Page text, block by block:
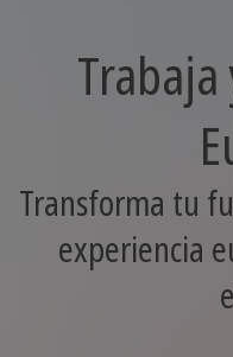
Transforma tu
experiencia